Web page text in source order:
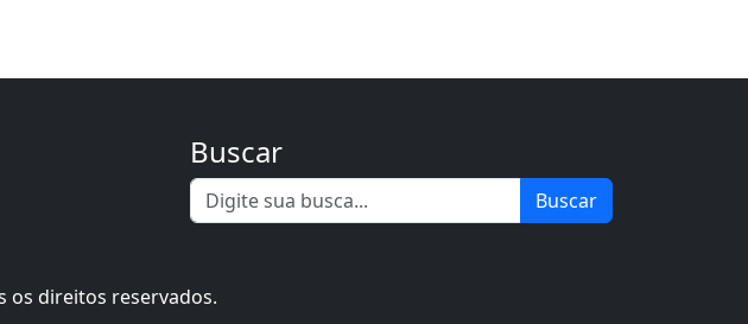
Buscar
Buscar
os direitos reservados.